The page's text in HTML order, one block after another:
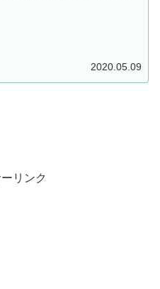
2020.05.09
リンク